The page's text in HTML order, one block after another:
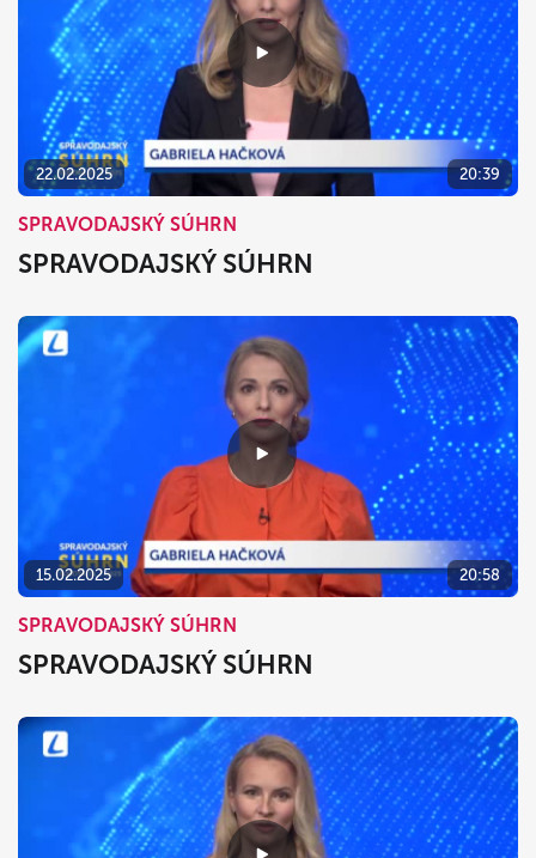
22.02.2025 20:39
SPRAVODAJSKÝ SÚHRN
SPRAVODAJSKÝ SÚHRN
15.02.2025 20:58
SPRAVODAJSKÝ SÚHRN
SPRAVODAJSKÝ SÚHRN